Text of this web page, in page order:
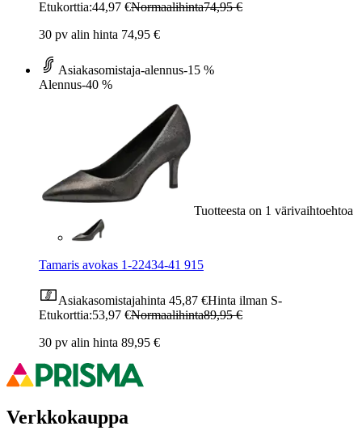
Etukorttia:44,97 €Normaalihinta74,95 €
30 pv alin hinta 74,95 €
Asiakasomistaja-alennus-15 %
Alennus-40 %
Tuotteesta on 1 värivaihtoehtoa
Tamaris avokas 1-22434-41 915
Asiakasomistajahinta 45,87 €Hinta ilman S-
Etukorttia:53,97 €Normaalihinta89,95 €
30 pv alin hinta 89,95 €
Verkkokauppa